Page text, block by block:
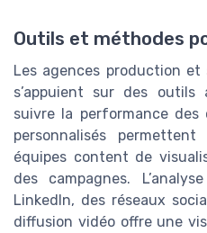
Outils et méthodes
Les agences production
s’appuient sur des outils
suivre la performance des
personnalisés
équipes content de
des campagnes.
LinkedIn, des réseaux
diffusion vidéo offre une